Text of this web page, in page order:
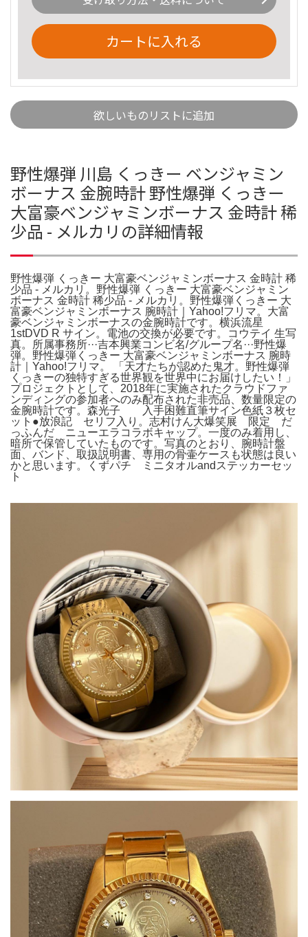
カートに入れる
欲しいものリストに追加
野性爆弾 川島 くっきー ベンジャミン
ボーナス 金腕時計 野性爆弾 くっきー
大富豪ベンジャミンボーナス 金時計 稀
少品 - メルカリの詳細情報
野性爆弾 くっきー 大富豪ベンジャミンボーナス 金時計 稀
少品 - メルカリ。野性爆弾 くっきー 大富豪ベンジャミン
ボーナス 金時計 稀少品 - メルカリ。野性爆弾くっきー 大
富豪ベンジャミンボーナス 腕時計｜Yahoo!フリマ。大富
豪ベンジャミンボーナスの金腕時計です。横浜流星
1stDVD R サイン。電池の交換が必要です。コウテイ 生写
真。所属事務所···吉本興業コンビ名/グループ名···野性爆
弾。野性爆弾くっきー 大富豪ベンジャミンボーナス 腕時
計｜Yahoo!フリマ。 「天才たちが認めた鬼才。野性爆弾
くっきーの独特すぎる世界観を世界中にお届けしたい！」
プロジェクトとして、2018年に実施されたクラウドファ
ンディングの参加者へのみ配布された非売品、数量限定の
金腕時計です。森光子 入手困難直筆サイン色紙３枚セ
ット●放浪記 セリフ入り。志村けん大爆笑展 限定 だ
っふんだ ニューエラコラボキャップ。一度のみ着用し、
暗所で保管していたものです。写真のとおり、腕時計盤
面、バンド、取扱説明書、専用の骨壷ケースも状態は良い
かと思います。くずパチ ミニタオルandステッカーセッ
ト